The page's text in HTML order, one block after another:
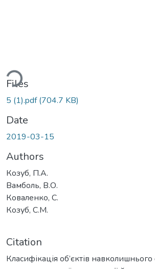
Files
5 (1).pdf(704.7 KB)
Date
2019-03-15
Authors
Козуб, П.А.
Вамболь, В.О.
Коваленко, С.
Козуб, С.М.
Citation
Класифікація об’єктів